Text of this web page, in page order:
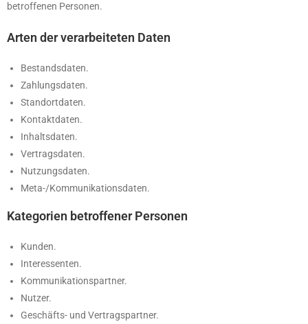
betroffenen Personen.
Arten der verarbeiteten Daten
Bestandsdaten.
Zahlungsdaten.
Standortdaten.
Kontaktdaten.
Inhaltsdaten.
Vertragsdaten.
Nutzungsdaten.
Meta-/Kommunikationsdaten.
Kategorien betroffener Personen
Kunden.
Interessenten.
Kommunikationspartner.
Nutzer.
Geschäfts- und Vertragspartner.